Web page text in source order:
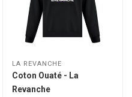
LA REVANCHE
Coton Ouaté - La
Revanche